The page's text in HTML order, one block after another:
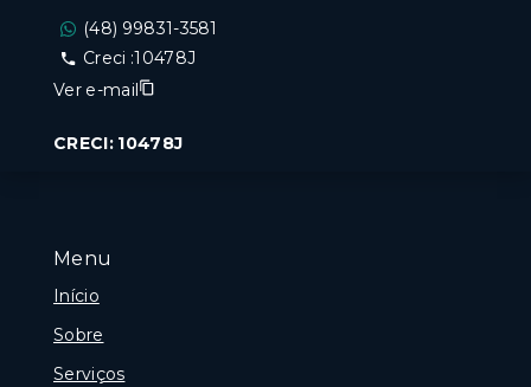
Menu
Início
Sobre
Serviços
(48) 99831-3581
Creci :10478J
Ver e-mail
CRECI: 10478J